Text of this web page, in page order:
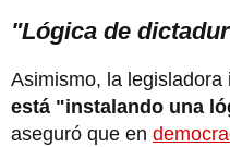
"Lógica de
Asimismo, la legisladora
está "instalando una
aseguró que en